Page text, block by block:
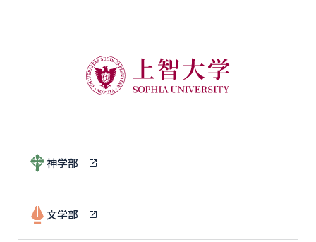
神学部
文学部